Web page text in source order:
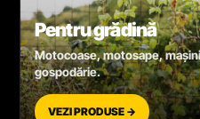
Pentru grădină
Motocoase, motosape,
gospodărie.
VEZI PRODUSE →